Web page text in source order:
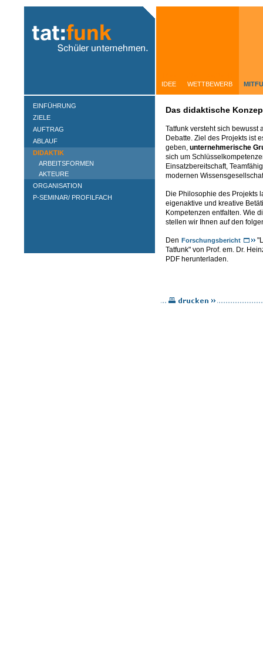
IDEE
WETTBEWERB
EINFÜHRUNG
ZIELE
AUFTRAG
ABLAUF
DIDAKTIK
ARBEITSFORMEN
AKTEURE
ORGANISATION
P-SEMINAR/ PROFILFACH
Das didaktische
Tatfunk versteht sich
Debatte. Ziel des Projekts ist
geben, unternehmerische
sich um
Einsatzbereitschaft,
modernen
Die Philosophie des Projekts
eigenaktive und kreative
Kompetenzen entfalten. Wie
stellen wir Ihnen auf den
Den Forschungsbericht
Tatfunk" von Prof. em. Dr.
PDF herunterladen.